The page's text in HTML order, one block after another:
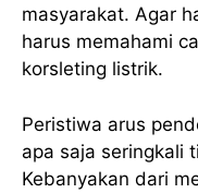
masyarakat. Agar
harus memahami
korsleting listrik.
Peristiwa arus
apa saja seringkali
Kebanyakan dari